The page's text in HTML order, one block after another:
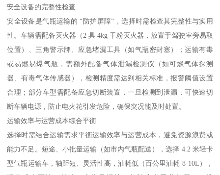
安全设备的完整性检查​
安全设备是气瓶运输的 “防护屏障”，选择时需检查其完整性与实用
性。车辆需配备灭火器（2 具 4kg 干粉灭火器，放置于驾驶室旁易取
位置）、三角警示牌、应急堵漏工具（如气瓶密封塞）；运输有毒
或易燃易爆气瓶，需额外配备气体泄漏检测仪（如可燃气体探测
器、有毒气体传感器），检测精度需达到相关标准，报警阈值设置
合理；部分车型需配备应急切断装置，一旦检测到泄漏，可快速切
断车辆电源，防止电火花引发危险，确保突况能及时处置。​
运输效率与运营成本综合平衡​
选择时需结合运输需求平衡运输效率与运营成本，避免资源浪费或
能力不足。短途、小批量运输（如市内气瓶配送），选择 4.2 米轻卡
型气瓶运输车，轴距短、灵活性高，油耗低（百公里油耗 8-10L），